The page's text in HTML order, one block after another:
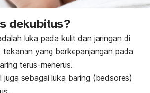
dekubitus?
luka pada kulit dan jaringan di
yang berkepanjangan pada
terus-menerus.
juga sebagai luka baring (bedsores)